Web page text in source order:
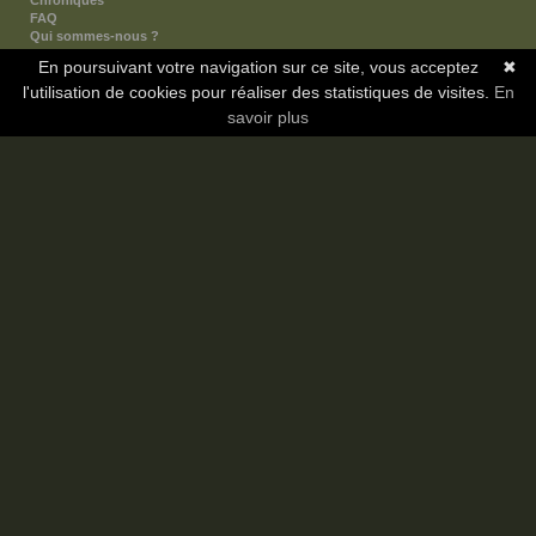
FAQ
Qui sommes-nous ?
Nos partenaires
Faites-nous connaitre
Nous contacter
✖
En poursuivant votre navigation sur ce site, vous acceptez
l'utilisation de cookies pour réaliser des statistiques de visites. En
savoir plus